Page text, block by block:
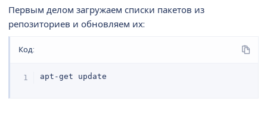
Первым делом загружаем списки пакетов из
репозиториев и обновляем их:
Код:
apt-get update